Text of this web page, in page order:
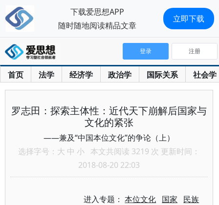
首页 法学 经济学 政治学 国际关系 社会学
登录 注册
罗志田：探索主体性：近代天下崩解后国家与
文化的紧张
——兼及“中国本位文化”的争论（上）
选择字号： 大 中 小 本文共阅读 3219 次 更新时间：
2018-08-20 22:03
进入专题：本位文化 国家 民族
下载爱思想APP
随时随地阅读精品文章
立即下载